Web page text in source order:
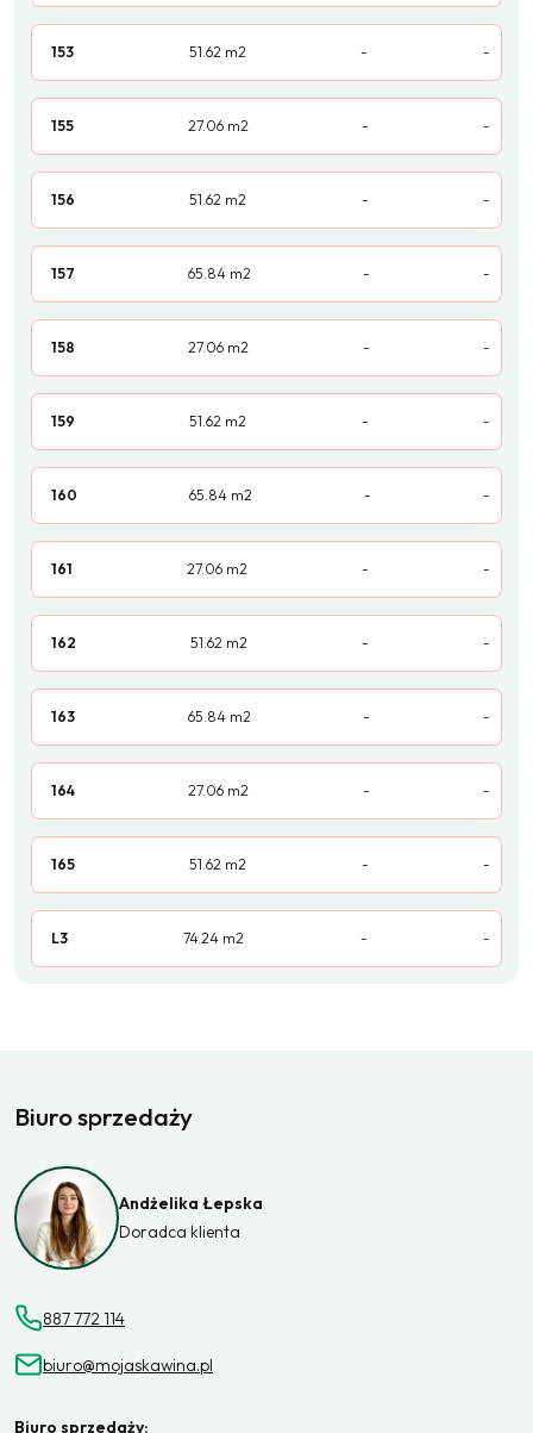
153 51.62 m2 - -
155 27.06m2 - -
156 51.62 m2 - -
157 65.84m2 - -
158 27.06 m2 - -
159 51.62 m2 - -
160 65.84 m2 - -
161 27.06 m2 - -
162 51.62 m2 - -
163 65.84m2 - -
164 27.06 m2 - -
165 51.62 m2 - -
L3 74.24 m2 - -
Biuro sprzedaży
Andżelika Łepska
Doradca klienta
887 772 114
biuro@mojaskawina.pl
Biuro sprzedaży: